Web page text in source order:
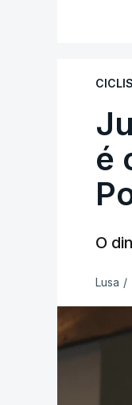
é
O
Lusa /